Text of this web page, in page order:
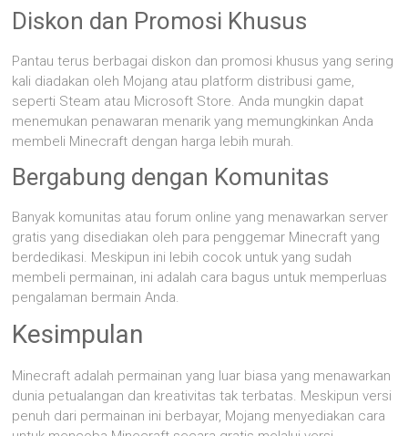
Diskon dan Promosi Khusus
Pantau terus berbagai diskon dan promosi khusus yang sering
kali diadakan oleh Mojang atau platform distribusi game,
seperti Steam atau Microsoft Store. Anda mungkin dapat
menemukan penawaran menarik yang memungkinkan Anda
membeli Minecraft dengan harga lebih murah.
Bergabung dengan Komunitas
Banyak komunitas atau forum online yang menawarkan server
gratis yang disediakan oleh para penggemar Minecraft yang
berdedikasi. Meskipun ini lebih cocok untuk yang sudah
membeli permainan, ini adalah cara bagus untuk memperluas
pengalaman bermain Anda.
Kesimpulan
Minecraft adalah permainan yang luar biasa yang menawarkan
dunia petualangan dan kreativitas tak terbatas. Meskipun versi
penuh dari permainan ini berbayar, Mojang menyediakan cara